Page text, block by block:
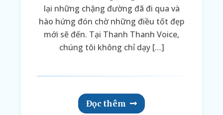
lại những chặng đường đã đi qua và
hào hứng đón chờ những điều tốt đẹp
mới sẽ đến. Tại Thanh Thanh Voice,
chúng tôi không chỉ dạy […]
Đọc thêm